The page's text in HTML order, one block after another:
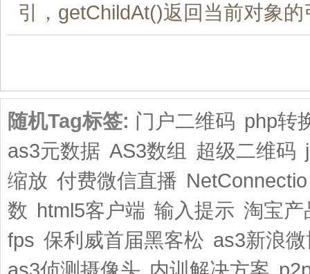
引，getChildAt()返回当前对象的
随机Tag标签: 门户二维码 php转
as3元数据 AS3数组 超级二维码
缩放 付费微信直播 NetConnectio
数 html5客户端 输入提示 淘宝产
fps 保利威首届黑客松 as3新浪